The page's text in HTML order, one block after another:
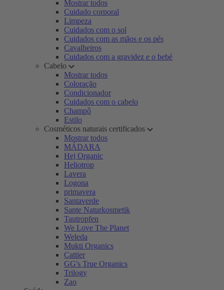
Mostrar todos
Cuidado corporal
Limpeza
Cuidados com o sol
Cuidados com as mãos e os pés
Cavalheiros
Cuidados com a gravidez e o bebé
Cabelo
Mostrar todos
Coloração
Condicionador
Cuidados com o cabelo
Champô
Estilo
Cosméticos naturais certificados
Mostrar todos
MÁDARA
Hej Organic
Heliotrop
Lavera
Logona
primavera
Santaverde
Sante Naturkosmetik
Tautropfen
We Love The Planet
Weleda
Mukti Organics
Cattier
GG's True Organics
Trilogy
Zao